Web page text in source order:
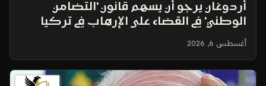
أردوغان يرجو أن يسهم قانون 'التضامن
الوطني' في القضاء على الإرهاب في تركيا
أغسطس 6, 2026